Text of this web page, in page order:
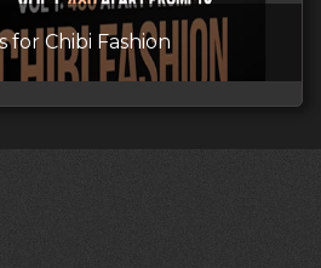
for Chibi Fashion